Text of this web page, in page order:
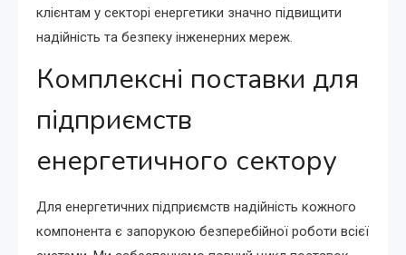
клієнтам у секторі енергетики значно підвищити
надійність та безпеку інженерних мереж.
Комплексні поставки для
підприємств
енергетичного сектору
Для енергетичних підприємств надійність кожного
компонента є запорукою безперебійної роботи всієї